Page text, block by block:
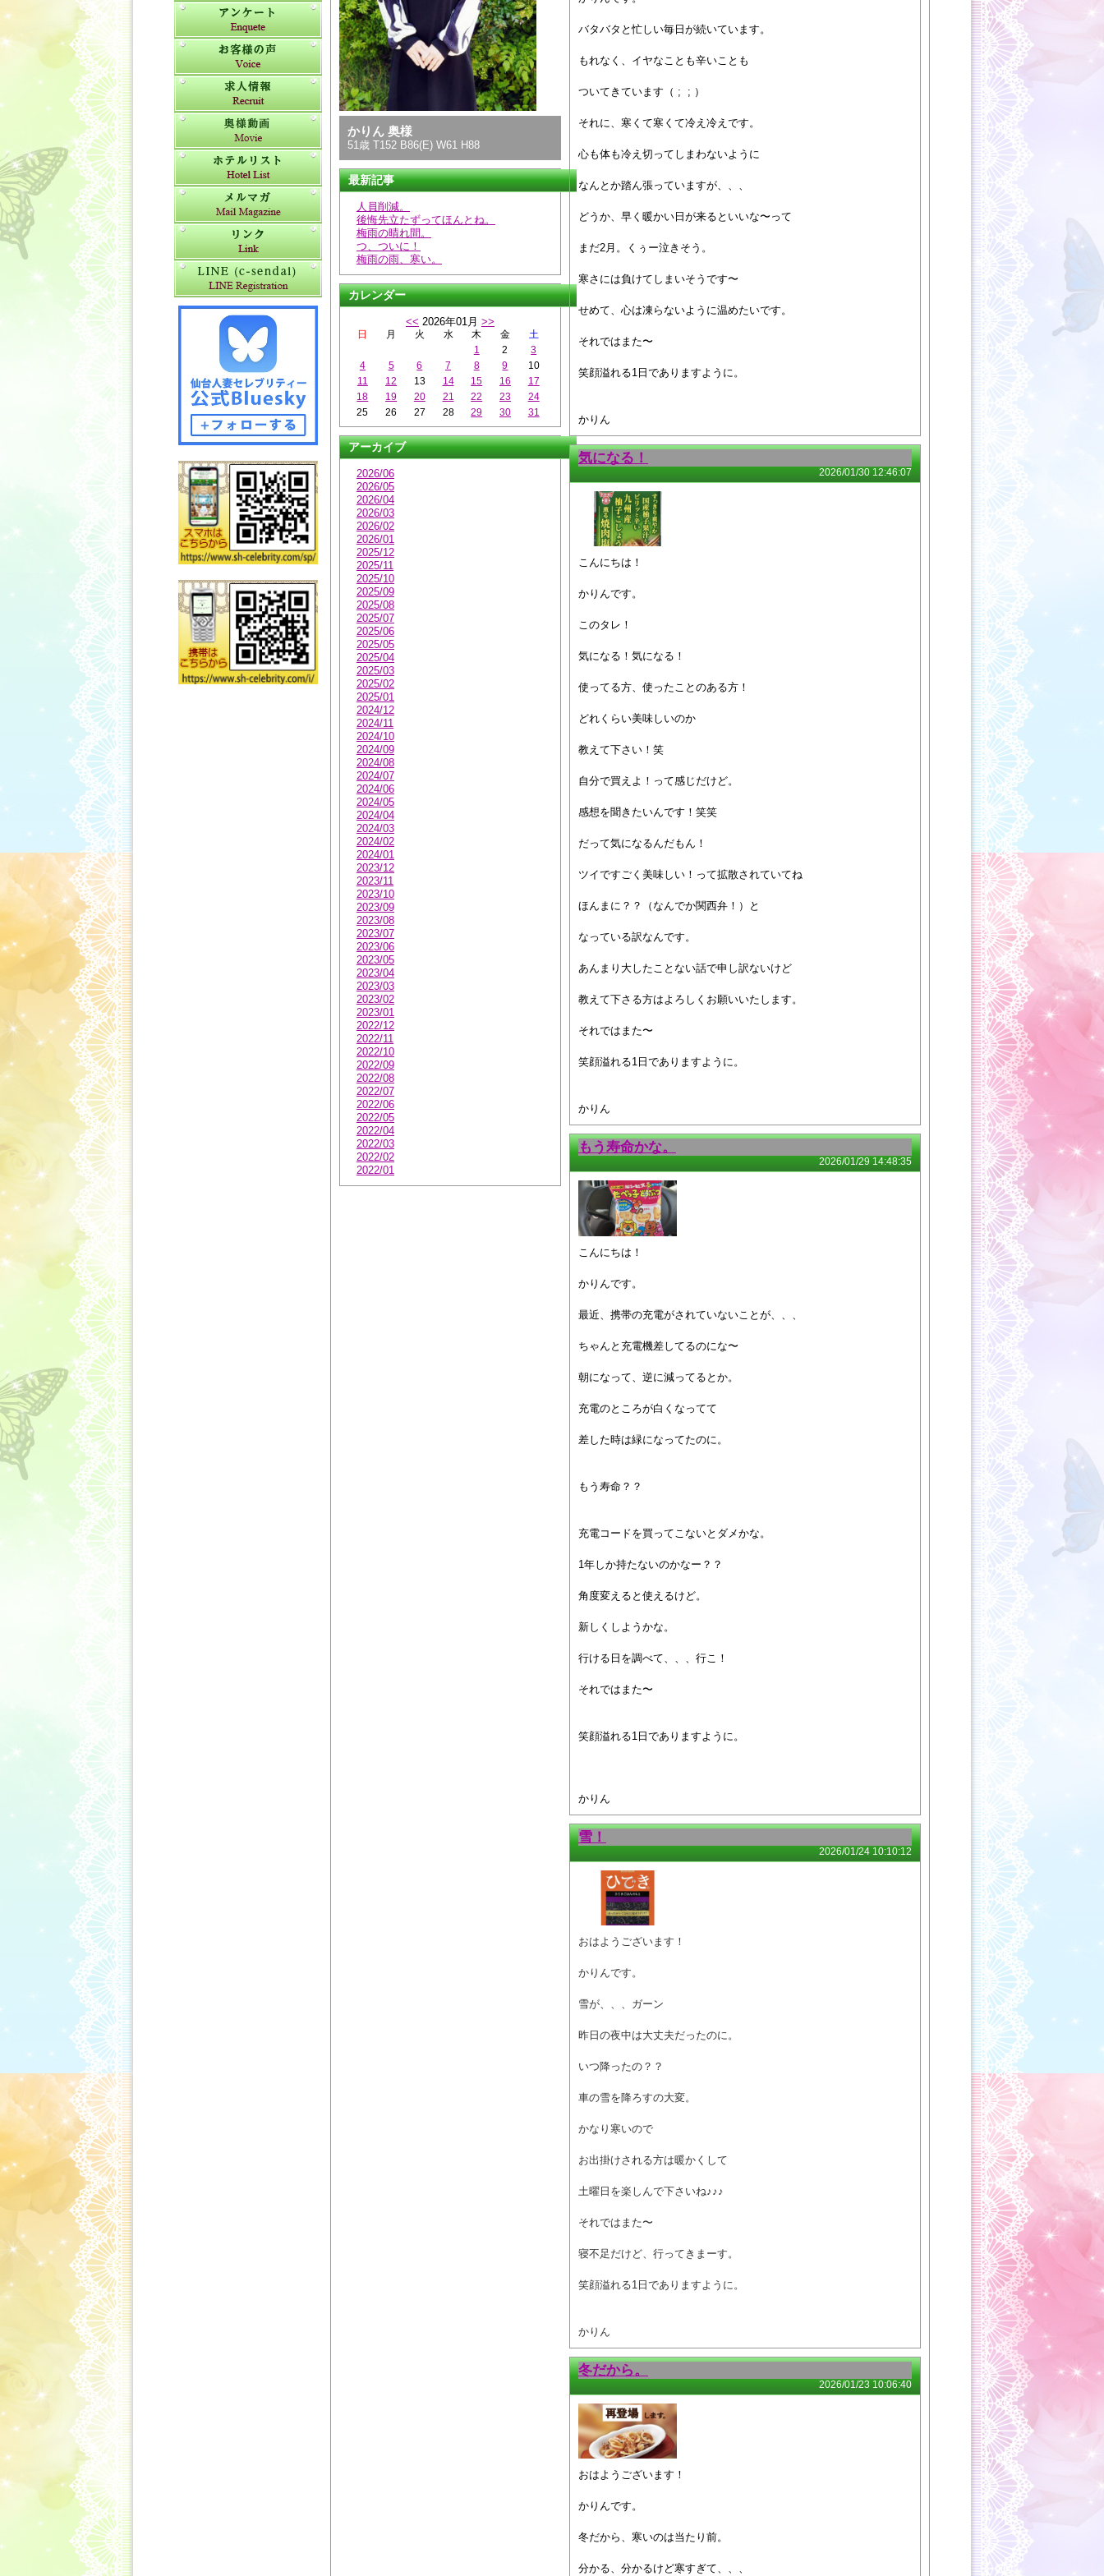
かりん 奥様
51歳 T152 B86(E) W61 H88
最新記事
人員削減。
後悔先立たずってほんとね。
梅雨の晴れ間。
つ、ついに！
梅雨の雨、寒い。
カレンダー
<< 2026年01月 >>
日 月 火 水 木 金
土
1
2
3
4
5 6 7 8 9
10
11
12 13 14 15 16
17
18
19 20 21 22 23
24
25
26 27 28 29 30 31
アーカイブ
2026/06
2026/05
2026/04
2026/03
2026/02
2026/01
2025/12
2025/11
2025/10
2025/09
2025/08
2025/07
2025/06
2025/05
2025/04
2025/03
2025/02
2025/01
2024/12
2024/11
2024/10
2024/09
2024/08
2024/07
2024/06
2024/05
2024/04
2024/03
2024/02
2024/01
2023/12
2023/11
2023/10
2023/09
2023/08
2023/07
2023/06
2023/05
2023/04
2023/03
2023/02
2023/01
2022/12
2022/11
2022/10
2022/09
2022/08
2022/07
2022/06
2022/05
2022/04
2022/03
2022/02
2022/01
バタバタと忙しい毎日が続いています。
もれなく、イヤなことも辛いことも
ついてきています（ ; ; ）
それに、寒くて寒くて冷え冷えです。
心も体も冷え切ってしまわないように
なんとか踏ん張っていますが、、、
どうか、早く暖かい日が来るといいな〜って
まだ2月。くぅー泣きそう。
寒さには負けてしまいそうです〜
せめて、心は凍らないように温めたいです。
それではまた〜
笑顔溢れる1日でありますように。
かりん
気になる！
2026/01/30 12:46:07
こんにちは！
かりんです。
このタレ！
気になる！気になる！
使ってる方、使ったことのある方！
どれくらい美味しいのか
教えて下さい！笑
自分で買えよ！って感じだけど。
感想を聞きたいんです！笑笑
だって気になるんだもん！
ツイですごく美味しい！って拡散されていてね
ほんまに？？（なんでか関西弁！）と
なっている訳なんです。
あんまり大したことない話で申し訳ないけど
教えて下さる方はよろしくお願いいたします。
それではまた〜
笑顔溢れる1日でありますように。
かりん
もう寿命かな。
2026/01/29 14:48:35
こんにちは！
かりんです。
最近、携帯の充電がされていないことが、、、
ちゃんと充電機差してるのにな〜
朝になって、逆に減ってるとか。
充電のところが白くなってて
差した時は緑になってたのに。
もう寿命？？
充電コードを買ってこないとダメかな。
1年しか持たないのかなー？？
角度変えると使えるけど。
新しくしようかな。
行ける日を調べて、、、行こ！
それではまた〜
笑顔溢れる1日でありますように。
かりん
雪！
2026/01/24 10:10:12
おはようございます！
かりんです。
雪が、、、ガーン
昨日の夜中は大丈夫だったのに。
いつ降ったの？？
車の雪を降ろすの大変。
かなり寒いので
お出掛けされる方は暖かくして
土曜日を楽しんで下さいね♪♪♪
それではまた〜
寝不足だけど、行ってきまーす。
笑顔溢れる1日でありますように。
かりん
冬だから。
2026/01/23 10:06:40
おはようございます！
かりんです。
冬だから、寒いのは当たり前。
分かる、分かるけど寒すぎて、、、